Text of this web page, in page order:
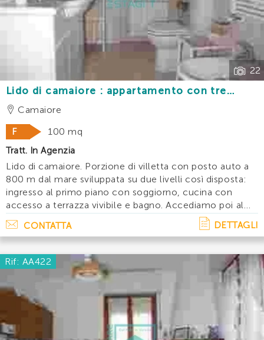
di ricerca qua sotto. Scegli l’annuncio desiderato e
contattaci, ti sapremo fornire tutte le informazioni
necessarie.
22
Lido di camaiore : appartamento con tre
Camaiore
F
100 mq
Tratt. In Agenzia
Lido di camaiore. Porzione di villetta con posto auto a
800 m dal mare sviluppata su due livelli così disposta:
ingresso al primo piano con soggiorno, cucina con
accesso a terrazza vivibile e bagno. Accediamo poi al
secondo piano dove troviamo due camere matrimoniali
una delle quali con balcone,. . .
CONTATTA DETTAGLI
Rif: AA422
INVIA